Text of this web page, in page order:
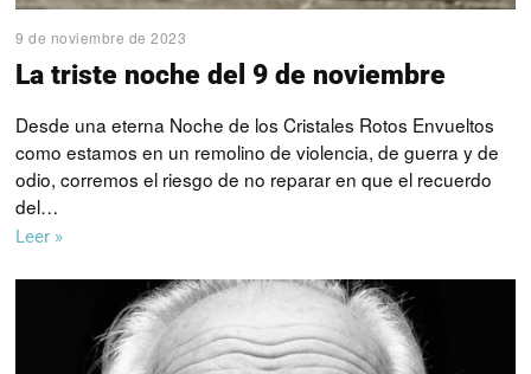
9 de noviembre de 2023
La triste noche del 9 de noviembre
Desde una eterna Noche de los Cristales Rotos Envueltos
como estamos en un remolino de violencia, de guerra y de
odio, corremos el riesgo de no reparar en que el recuerdo
del…
Leer »